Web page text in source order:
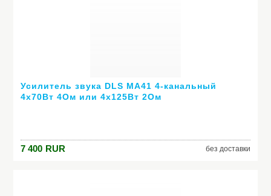
Усилитель звука DLS MA41 4-канальный
4х70Вт 4Ом или 4х125Вт 2Ом
7 400 RUR без доставки